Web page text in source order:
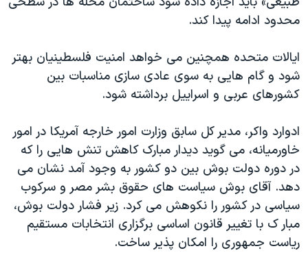
محدود ادامه پیدا کند.
ایالات متحده همچنین می خواهد امنیت فلسطینیان بهتر
شود و گام هایی به سوی عادی سازی مناسبات بین
کشورهای عربی و اسراییل برداشته شود.
ادوارد واکر، مدیر کل سابق وزارت امور خارجه آمریکا در امور
خاورمیانه، می گوید دیدار مبارک کاهش تنش هایی را که
در دوره دولت بوش بین دو کشور به وجود آمد نشان می
دهد. آقای بوش سیاست های حقوق بشر مصر و سرکوب
سیاسی در کشور را نکوهش می کرد. زیر فشار دولت بوش،
مبار ک با تغییر قانون اساسی برگزاری انتخابات مستقیم
ریاست جمهوری را امکان پذیر ساخت.